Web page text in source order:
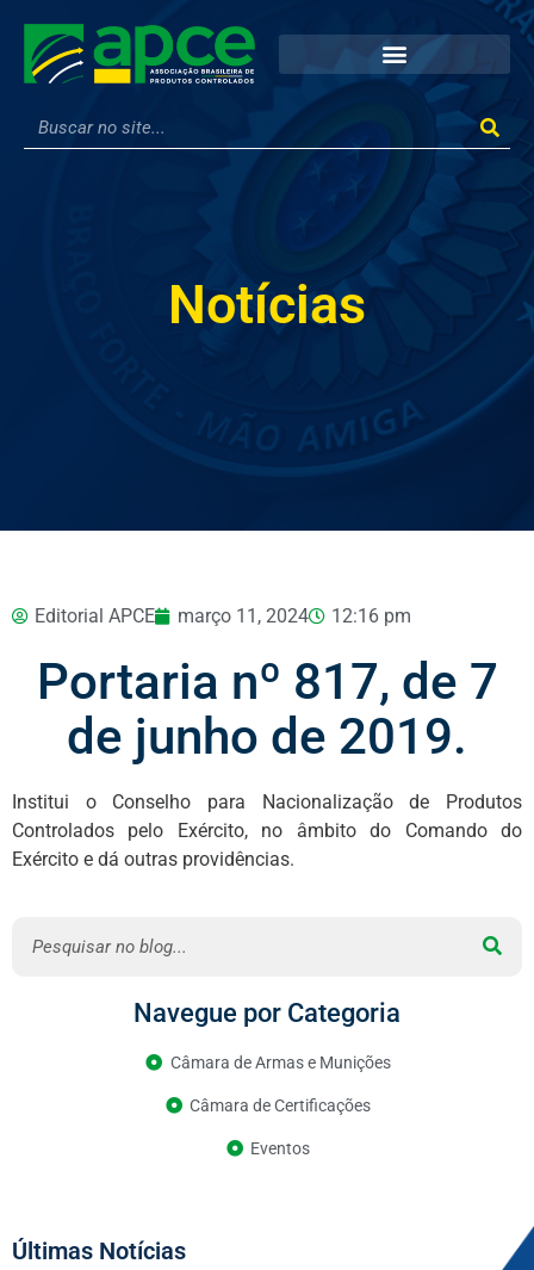
Notícias
Editorial APCE março 11, 2024 12:16 pm
Portaria nº 817, de 7
de junho de 2019.
Institui o Conselho para Nacionalização de Produtos
Controlados pelo Exército, no âmbito do Comando do
Exército e dá outras providências.
Navegue por Categoria
Câmara de Armas e Munições
Câmara de Certificações
Eventos
Últimas Notícias